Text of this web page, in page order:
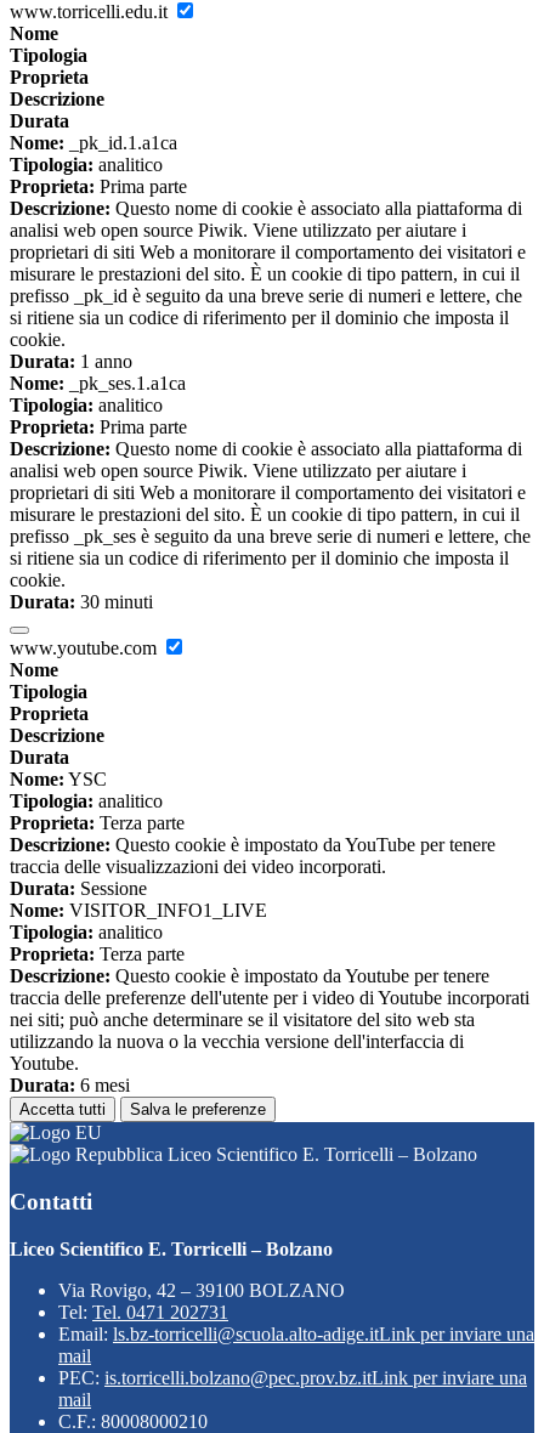
www.torricelli.edu.it
Nome
Tipologia
Proprieta
Descrizione
Durata
Nome: _pk_id.1.a1ca
Tipologia: analitico
Proprieta: Prima parte
Descrizione: Questo nome di cookie è associato alla piattaforma di
analisi web open source Piwik. Viene utilizzato per aiutare i
proprietari di siti Web a monitorare il comportamento dei visitatori e
misurare le prestazioni del sito. È un cookie di tipo pattern, in cui il
prefisso _pk_id è seguito da una breve serie di numeri e lettere, che
si ritiene sia un codice di riferimento per il dominio che imposta il
cookie.
Durata: 1 anno
Nome: _pk_ses.1.a1ca
Tipologia: analitico
Proprieta: Prima parte
Descrizione: Questo nome di cookie è associato alla piattaforma di
analisi web open source Piwik. Viene utilizzato per aiutare i
proprietari di siti Web a monitorare il comportamento dei visitatori e
misurare le prestazioni del sito. È un cookie di tipo pattern, in cui il
prefisso _pk_ses è seguito da una breve serie di numeri e lettere, che
si ritiene sia un codice di riferimento per il dominio che imposta il
cookie.
Durata: 30 minuti
www.youtube.com
Nome
Tipologia
Proprieta
Descrizione
Durata
Nome: YSC
Tipologia: analitico
Proprieta: Terza parte
Descrizione: Questo cookie è impostato da YouTube per tenere
traccia delle visualizzazioni dei video incorporati.
Durata: Sessione
Nome: VISITOR_INFO1_LIVE
Tipologia: analitico
Proprieta: Terza parte
Descrizione: Questo cookie è impostato da Youtube per tenere
traccia delle preferenze dell'utente per i video di Youtube incorporati
nei siti; può anche determinare se il visitatore del sito web sta
utilizzando la nuova o la vecchia versione dell'interfaccia di
Youtube.
Durata: 6 mesi
Accetta tutti Salva le preferenze
Liceo Scientifico E. Torricelli – Bolzano
Contatti
Liceo Scientifico E. Torricelli – Bolzano
Via Rovigo, 42 – 39100 BOLZANO
Tel: Tel. 0471 202731
Email: ls.bz-torricelli@scuola.alto-adige.itLink per inviare una
mail
PEC: is.torricelli.bolzano@pec.prov.bz.itLink per inviare una
mail
C.F.: 80008000210